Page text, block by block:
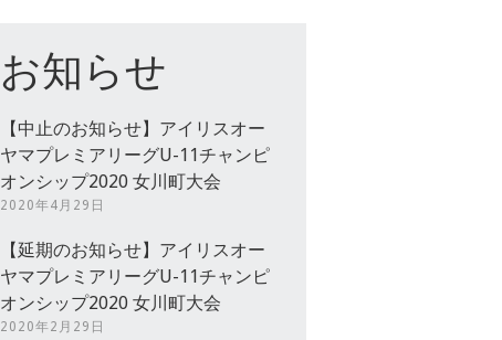
お知らせ
【中止のお知らせ】アイリスオー
ヤマプレミアリーグU-11チャンピ
オンシップ2020 女川町大会
2020年4月29日
【延期のお知らせ】アイリスオー
ヤマプレミアリーグU-11チャンピ
オンシップ2020 女川町大会
2020年2月29日